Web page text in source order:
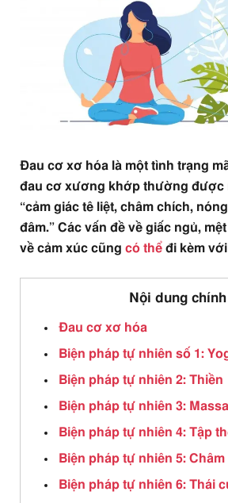
Đau cơ xơ hóa là một tình trạng
đau cơ xương khớp thường được
“cảm giác tê liệt, châm chích,
đâm.” Các vấn đề về giấc ngủ,
về cảm xúc cũng có thể đi kèm
Nội dung chính
Đau cơ xơ hóa
Biện pháp tự nhiên số 1:
Biện pháp tự nhiên 2: Thiền
Biện pháp tự nhiên 3:
Biện pháp tự nhiên 4: Tập
Biện pháp tự nhiên 5:
Biện pháp tự nhiên 6: Thái